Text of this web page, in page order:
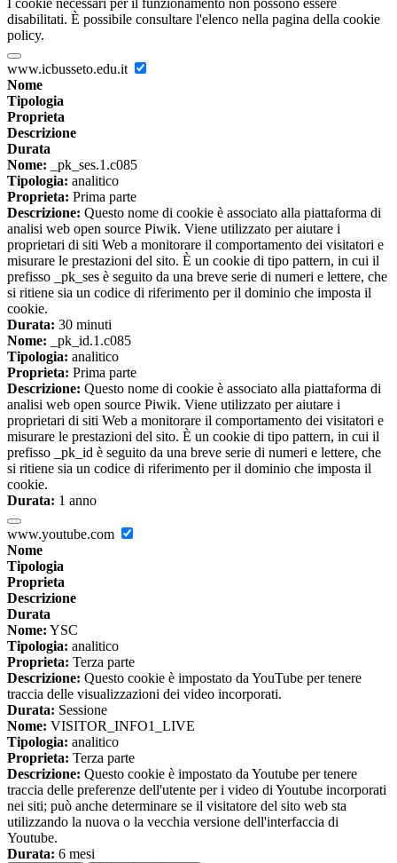
I cookie necessari per il funzionamento non possono essere
disabilitati. È possibile consultare l'elenco nella pagina della cookie
policy.
www.icbusseto.edu.it
Nome
Tipologia
Proprieta
Descrizione
Durata
Nome: _pk_ses.1.c085
Tipologia: analitico
Proprieta: Prima parte
Descrizione: Questo nome di cookie è associato alla piattaforma di
analisi web open source Piwik. Viene utilizzato per aiutare i
proprietari di siti Web a monitorare il comportamento dei visitatori e
misurare le prestazioni del sito. È un cookie di tipo pattern, in cui il
prefisso _pk_ses è seguito da una breve serie di numeri e lettere, che
si ritiene sia un codice di riferimento per il dominio che imposta il
cookie.
Durata: 30 minuti
Nome: _pk_id.1.c085
Tipologia: analitico
Proprieta: Prima parte
Descrizione: Questo nome di cookie è associato alla piattaforma di
analisi web open source Piwik. Viene utilizzato per aiutare i
proprietari di siti Web a monitorare il comportamento dei visitatori e
misurare le prestazioni del sito. È un cookie di tipo pattern, in cui il
prefisso _pk_id è seguito da una breve serie di numeri e lettere, che
si ritiene sia un codice di riferimento per il dominio che imposta il
cookie.
Durata: 1 anno
www.youtube.com
Nome
Tipologia
Proprieta
Descrizione
Durata
Nome: YSC
Tipologia: analitico
Proprieta: Terza parte
Descrizione: Questo cookie è impostato da YouTube per tenere
traccia delle visualizzazioni dei video incorporati.
Durata: Sessione
Nome: VISITOR_INFO1_LIVE
Tipologia: analitico
Proprieta: Terza parte
Descrizione: Questo cookie è impostato da Youtube per tenere
traccia delle preferenze dell'utente per i video di Youtube incorporati
nei siti; può anche determinare se il visitatore del sito web sta
utilizzando la nuova o la vecchia versione dell'interfaccia di
Youtube.
Durata: 6 mesi